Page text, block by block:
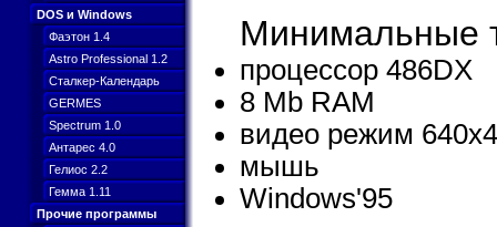
DOS и Windows
Фаэтон 1.4
Astro Professional 1.2
Сталкер-Календарь
GERMES
Spectrum 1.0
Антарес 4.0
Гелиос 2.2
Гемма 1.11
Прочие программы
Минимальные
процессор 486DX
8 Mb RAM
видео режим
мышь
Windows'95